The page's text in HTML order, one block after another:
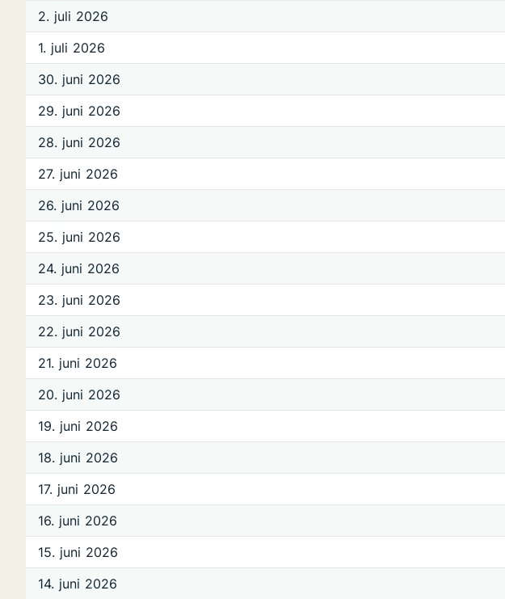
2. juli 2026
1. juli 2026
30. juni 2026
29. juni 2026
28. juni 2026
27. juni 2026
26. juni 2026
25. juni 2026
24. juni 2026
23. juni 2026
22. juni 2026
21. juni 2026
20. juni 2026
19. juni 2026
18. juni 2026
17. juni 2026
16. juni 2026
15. juni 2026
14. juni 2026